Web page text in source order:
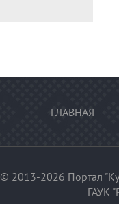
ГЛАВНАЯ
© 2013-2026 Портал
ГАУК